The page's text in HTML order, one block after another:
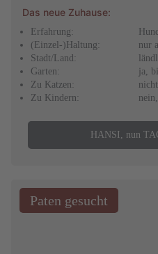
Das neue Zuhause:
Erfahrung:
(Einzel-)Haltung:
nur
Stadt/Land:
Garten:
ja,
Zu Katzen:
Zu Kindern:
HANSI, nun